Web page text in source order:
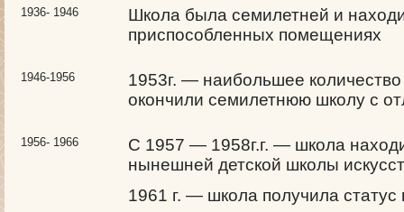
1936- 1946
Школа была семилетней и
приспособленных помещениях
1946-1956
1953г. — наибольшее
окончили семилетнюю школу с
1956- 1966
С 1957 — 1958г.г. — школа
нынешней детской школы
1961 г. — школа получила статус